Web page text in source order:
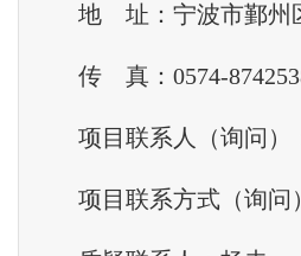
地 址：宁波市鄞州区
传 真：0574-
项目联系人（询问）
项目联系方式（询问）